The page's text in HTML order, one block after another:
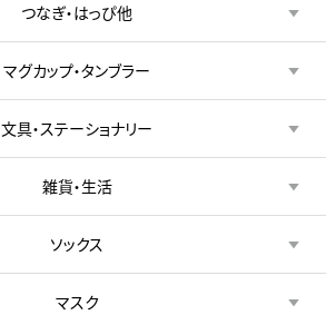
つなぎ・はっぴ他
マグカップ・タンブラー
文具・ステーショナリー
雑貨・生活
ソックス
マスク